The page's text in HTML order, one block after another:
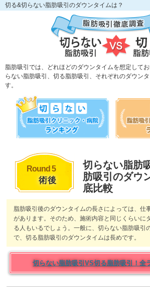
切る&切らない脂肪吸引のダウンタイムは？
脂肪吸引では、どれほどのダウンタイムを想定して
らない脂肪吸引、切る脂肪吸引、それぞれのダウン
す。
Round 5
術後
切らない脂肪
肪吸引のダウ
底比較
脂肪吸引後のダウンタイムの長さによっては、仕
があります。そのため、施術内容と同じくらいに
る人もいるでしょう。一般に、切らない脂肪吸引
で、切る脂肪吸引のダウンタイムは長めです。
切らない脂肪吸引VS切る脂肪吸引！全